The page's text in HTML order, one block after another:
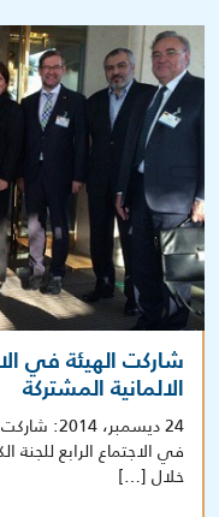
شاركت الهيئة في
الالمانية المشتركة
24
في الاجتماع الرابع للجنة
خلال […]